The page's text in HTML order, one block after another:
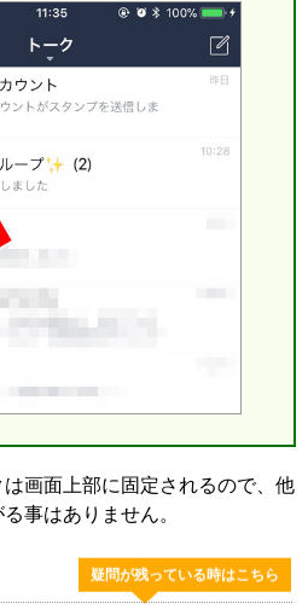
画面上部に固定されるので、他
事はありません。
疑問が残っている時はこちら